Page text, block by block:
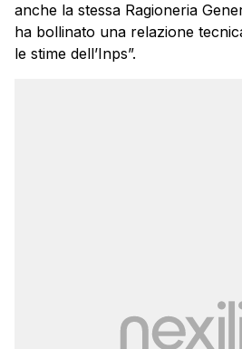
anche la stessa Ragioneria
ha bollinato una relazione
le stime dell’Inps”.